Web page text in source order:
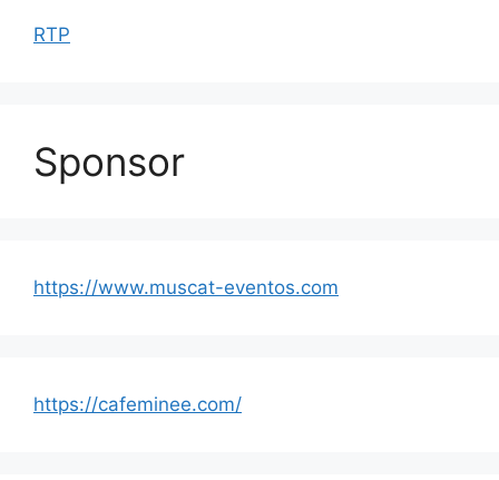
RTP
Sponsor
https://www.muscat-eventos.com
https://cafeminee.com/